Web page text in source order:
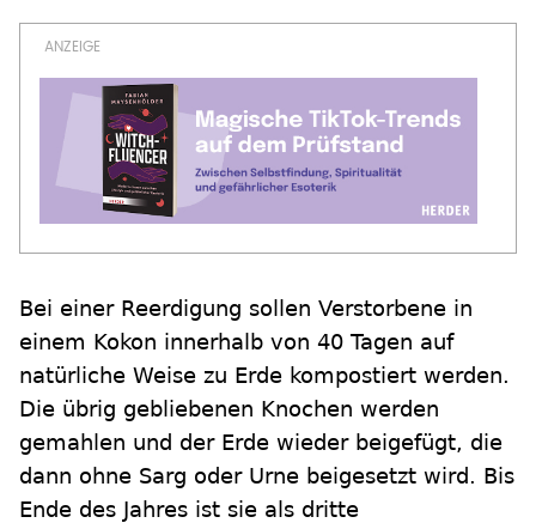
Bei einer Reerdigung sollen Verstorbene in
einem Kokon innerhalb von 40 Tagen auf
natürliche Weise zu Erde kompostiert werden.
Die übrig gebliebenen Knochen werden
gemahlen und der Erde wieder beigefügt, die
dann ohne Sarg oder Urne beigesetzt wird. Bis
Ende des Jahres ist sie als dritte